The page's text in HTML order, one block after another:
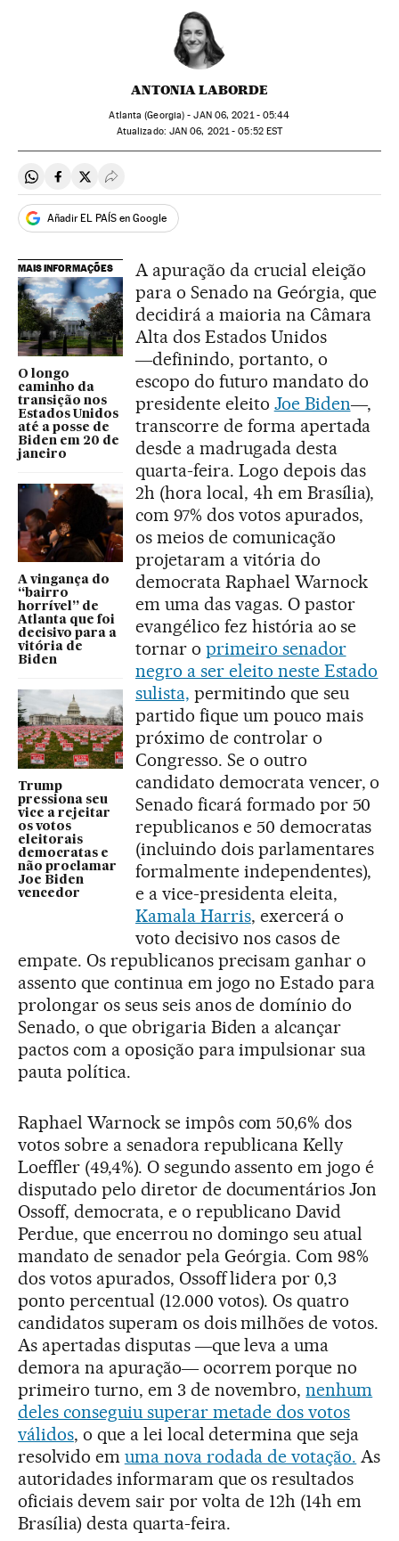
ANTONIA LABORDE
Atlanta (Georgia) -JAN06, 2021 - 05:44
atualizado: JAN 06, 2021 - 05:52EST
Compartir en Whatsapp
Compartir en Facebook
Compartir en Twitter
Desplegar Redes Sociales
Añadir EL PAÍS en Google
MAIS INFORMAÇÕES
O longo
caminho da
transição nos
Estados Unidos
até a posse de
Biden em 20 de
janeiro
A vingança do
“bairro
horrível” de
Atlanta que foi
decisivo para a
vitória de
Biden
Trump
pressiona seu
vice a rejeitar
os votos
eleitorais
democratas e
não proclamar
Joe Biden
vencedor
A apuração da crucial eleição
para o Senado na Geórgia, que
decidirá a maioria na Câmara
Alta dos Estados Unidos
―definindo, portanto, o
escopo do futuro mandato do
presidente eleito Joe Biden―,
transcorre de forma apertada
desde a madrugada desta
quarta-feira. Logo depois das
2h (hora local, 4h em Brasília),
com 97% dos votos apurados,
os meios de comunicação
projetaram a vitória do
democrata Raphael Warnock
em uma das vagas. O pastor
evangélico fez história ao se
tornar o primeiro senador
negro a ser eleito neste Estado
sulista, permitindo que seu
partido fique um pouco mais
próximo de controlar o
Congresso. Se o outro
candidato democrata vencer, o
Senado ficará formado por 50
republicanos e 50 democratas
(incluindo dois parlamentares
formalmente independentes),
e a vice-presidenta eleita,
Kamala Harris, exercerá o
voto decisivo nos casos de
empate. Os republicanos precisam ganhar o
assento que continua em jogo no Estado para
prolongar os seus seis anos de domínio do
Senado, o que obrigaria Biden a alcançar
pactos com a oposição para impulsionar sua
pauta política.
Raphael Warnock se impôs com 50,6% dos
votos sobre a senadora republicana Kelly
Loeffler (49,4%). O segundo assento em jogo é
disputado pelo diretor de documentários Jon
Ossoff, democrata, e o republicano David
Perdue, que encerrou no domingo seu atual
mandato de senador pela Geórgia. Com 98%
dos votos apurados, Ossoff lidera por 0,3
ponto percentual (12.000 votos). Os quatro
candidatos superam os dois milhões de votos.
As apertadas disputas ―que leva a uma
demora na apuração― ocorrem porque no
primeiro turno, em 3 de novembro,nenhum
deles conseguiu superar metade dos votos
válidos, o que a lei local determina que seja
resolvido em uma nova rodada de votação. As
autoridades informaram que os resultados
oficiais devem sair por volta de 12h (14h em
Brasília) desta quarta-feira.